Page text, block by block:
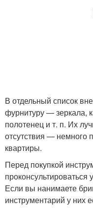
В отдельный список
фурнитуру — зеркала,
полотенец и т. п. Их
отсутствия — немного
квартиры.
Перед покупкой
Если вы нанимаете
инструментарий у них